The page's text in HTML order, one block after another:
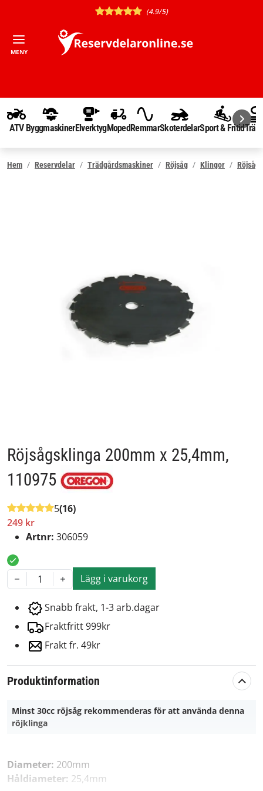
(4.9/5)
MENY
ATV ByggmaskinerElverktygMopedRemmarSkoterdelarSport & Fritid
Hem Reservdelar Trädgårdsmaskiner Röjsåg Klingor
Röjsågsklinga 200mm x 25,4mm,
110975
5(16)
249 kr
Artnr: 306059
1 Lägg i varukorg
Snabb frakt, 1-3 arb.dagar
Fraktfritt 999kr
Frakt fr. 49kr
Produktinformation
Minst 30cc röjsåg rekommenderas för att använda denna
röjklinga
Diameter: 200mm
Håldiameter: 25,4mm